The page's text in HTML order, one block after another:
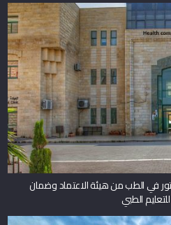
في الطب من هيئة الاعتماد وضمان
الطبي